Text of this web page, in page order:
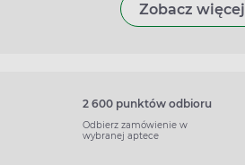
Zobacz więcej
2 600 punktów odbioru
Odbierz zamówienie w
wybranej aptece